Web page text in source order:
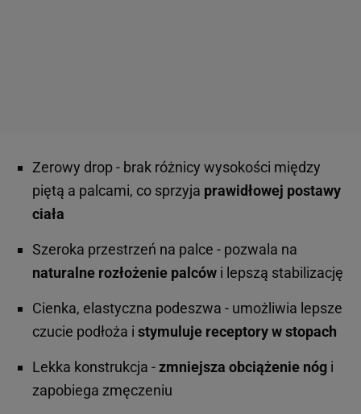
Zerowy drop - brak różnicy wysokości między
piętą a palcami, co sprzyja prawidłowej postawy
ciała
Szeroka przestrzeń na palce - pozwala na
naturalne rozłożenie palców i lepszą stabilizację
Cienka, elastyczna podeszwa - umożliwia lepsze
czucie podłoża i stymuluje receptory w stopach
Lekka konstrukcja -zmniejsza obciążenie nóg i
zapobiega zmęczeniu